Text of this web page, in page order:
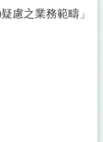
慮之業務範疇」